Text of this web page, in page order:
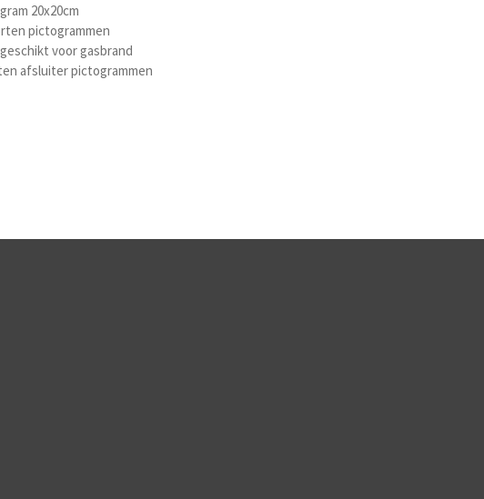
20x20cm
pictogrammen
geschikt voor gasbrand
afsluiter pictogrammen